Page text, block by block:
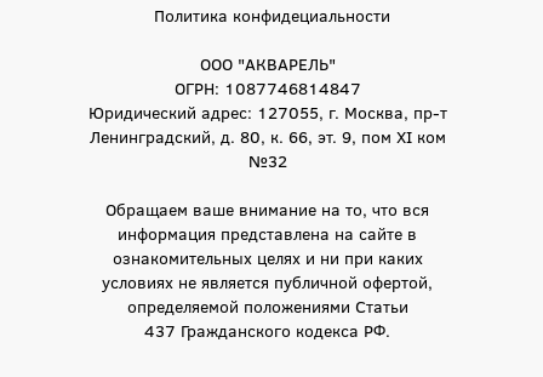
Политика конфидециальности
ООО "АКВАРЕЛЬ"
ОГРН: 1087746814847
Юридический адрес: 127055, г. Москва, пр-т
Ленинградский, д. 80, к. 66, эт. 9, пом XI ком
№32
Обращаем ваше внимание на то, что вся
информация представлена на сайте в
ознакомительных целях и ни при каких
условиях не является публичной офертой,
определяемой положениями Статьи
437 Гражданского кодекса РФ.